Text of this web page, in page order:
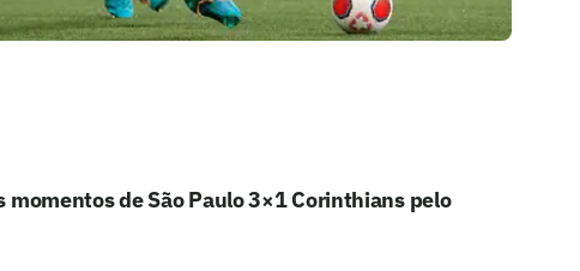
momentos de São Paulo 3×1 Corinthians pelo